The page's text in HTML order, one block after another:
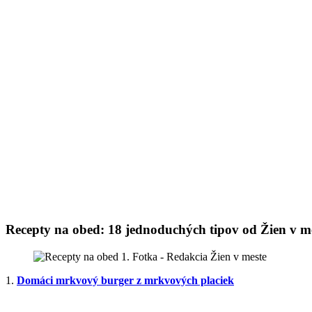
Recepty na obed: 18 jednoduchých tipov od Žien v
1. Domáci mrkvový burger z mrkvových placiek